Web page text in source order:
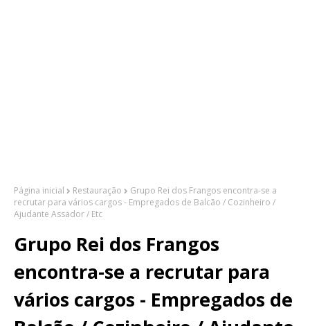
Página inicial Restauração
Grupo Rei dos Frangos encontra-se a
recrutar para vários cargos - Empregados de Balcão / Cozinheiro /
Ajudante Assador / Etc
Grupo Rei dos Frangos
encontra-se a recrutar para
vários cargos - Empregados de